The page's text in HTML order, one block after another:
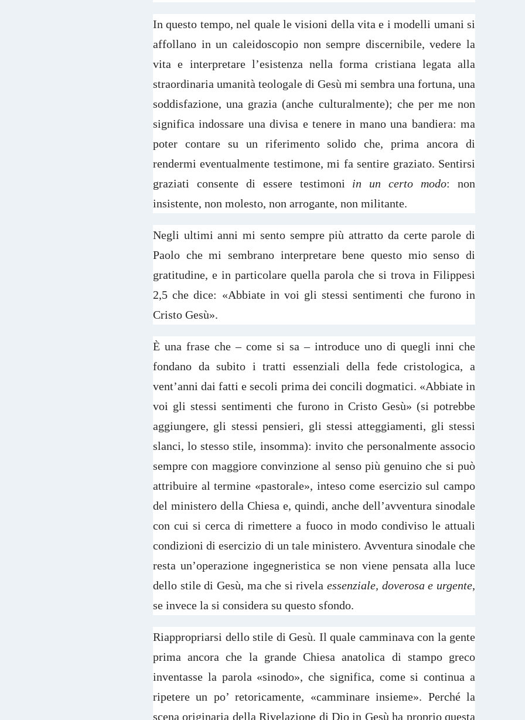
In questo tempo, nel quale le visioni della vita e i modelli umani si
affollano in un caleidoscopio non sempre discernibile, vedere la
vita e interpretare l’esistenza nella forma cristiana legata alla
straordinaria umanità teologale di Gesù mi sembra una fortuna, una
soddisfazione, una grazia (anche culturalmente); che per me non
significa indossare una divisa e tenere in mano una bandiera: ma
poter contare su un riferimento solido che, prima ancora di
rendermi eventualmente testimone, mi fa sentire graziato. Sentirsi
graziati consente di essere testimoni in un certo modo: non
insistente, non molesto, non arrogante, non militante.
Negli ultimi anni mi sento sempre più attratto da certe parole di
Paolo che mi sembrano interpretare bene questo mio senso di
gratitudine, e in particolare quella parola che si trova in Filippesi
2,5 che dice: «Abbiate in voi gli stessi sentimenti che furono in
Cristo Gesù».
È una frase che – come si sa – introduce uno di quegli inni che
fondano da subito i tratti essenziali della fede cristologica, a
vent’anni dai fatti e secoli prima dei concili dogmatici. «Abbiate in
voi gli stessi sentimenti che furono in Cristo Gesù» (si potrebbe
aggiungere, gli stessi pensieri, gli stessi atteggiamenti, gli stessi
slanci, lo stesso stile, insomma): invito che personalmente associo
sempre con maggiore convinzione al senso più genuino che si può
attribuire al termine «pastorale», inteso come esercizio sul campo
del ministero della Chiesa e, quindi, anche dell’avventura sinodale
con cui si cerca di rimettere a fuoco in modo condiviso le attuali
condizioni di esercizio di un tale ministero. Avventura sinodale che
resta un’operazione ingegneristica se non viene pensata alla luce
dello stile di Gesù, ma che si rivelaessenziale, doverosa e urgente,
se invece la si considera su questo sfondo.
Riappropriarsi dello stile di Gesù. Il quale camminava con la gente
prima ancora che la grande Chiesa anatolica di stampo greco
inventasse la parola «sinodo», che significa, come si continua a
ripetere un po’ retoricamente, «camminare insieme». Perché la
scena originaria della Rivelazione di Dio in Gesù ha proprio questa